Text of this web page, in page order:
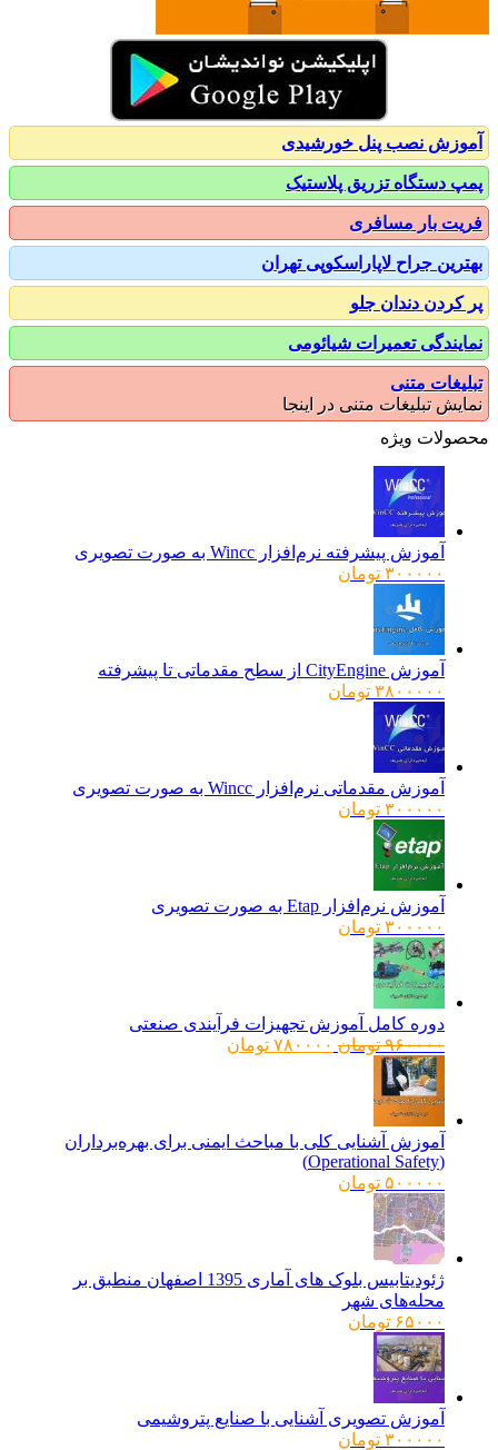
نصب پنل خورشیدی
دستگاه تزریق پلاستیک
بار مسافری
جراح لاپاراسکوپی تهران
دندان جلو
تعمیرات شیائومی
متنی
تبلیغات متنی در اینجا
ویژه
آموزش پیشرفته نرم‌افزار Wincc به صورت تصویری
۳۰۰۰۰۰ تومان
آموزش CityEngine از سطح مقدماتی تا پیشرفته
۳۸۰۰۰۰۰ تومان
آموزش مقدماتی نرم‌افزار Wincc به صورت تصویری
۳۰۰۰۰۰ تومان
آموزش نرم‌افزار Etap به صورت تصویری
۳۰۰۰۰۰ تومان
دوره کامل آموزش تجهیزات فرآیندی صنعتی
۹۶۰۰۰۰ تومانقیمت
۷۸۰۰۰۰ تومانقیمت
آموزش آشنایی کلی با مباحث ایمنی برای بهره‌برداران
۵۰۰۰۰۰ تومان
ژئودیتابیس بلوک های آماری 1395 اصفهان منطبق بر
محله‌های شهر
۶۵۰۰۰ تومان
آموزش تصویری آشنایی با صنایع پتروشیمی
۳۰۰۰۰۰ تومان